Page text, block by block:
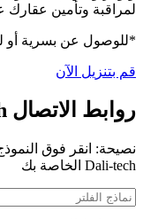
لمراقبة وتأمين عقارك
*للوصول عن بسرية أو
قم بتنزيل الآن
روابط الاتصال Dali-tech
Dali-tech الخاصة بك